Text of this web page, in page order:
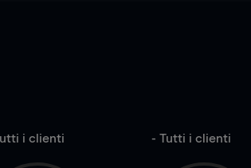
i clienti - Tutti i clienti